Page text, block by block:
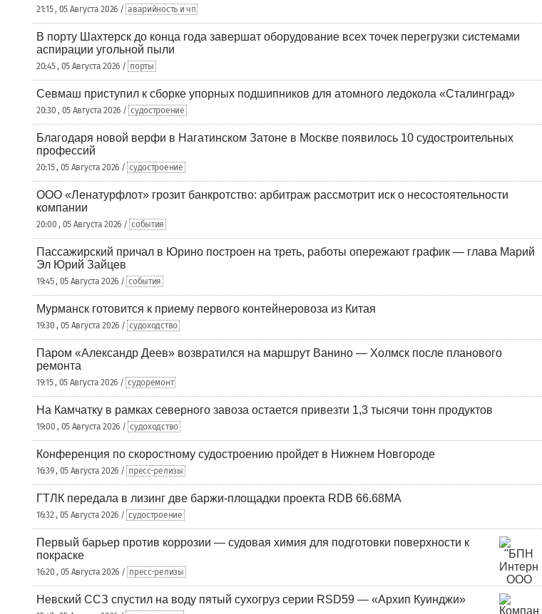
21:15 , 05 Августа 2026 / аварийность и чп
В порту Шахтерск до конца года завершат оборудование всех точек перегрузки системами
аспирации угольной пыли
20:45 , 05 Августа 2026 / порты
Севмаш приступил к сборке упорных подшипников для атомного ледокола «Сталинград»
20:30 , 05 Августа 2026 / судостроение
Благодаря новой верфи в Нагатинском Затоне в Москве появилось 10 судостроительных
профессий
20:15 , 05 Августа 2026 / судостроение
ООО «Ленатурфлот» грозит банкротство: арбитраж рассмотрит иск о несостоятельности
компании
20:00 , 05 Августа 2026 / события
Пассажирский причал в Юрино построен на треть, работы опережают график — глава Марий
Эл Юрий Зайцев
19:45 , 05 Августа 2026 / события
Мурманск готовится к приему первого контейнеровоза из Китая
19:30 , 05 Августа 2026 / судоходство
Паром «Александр Деев» возвратился на маршрут Ванино — Холмск после планового
ремонта
19:15 , 05 Августа 2026 / судоремонт
На Камчатку в рамках северного завоза остается привезти 1,3 тысячи тонн продуктов
19:00 , 05 Августа 2026 / судоходство
Конференция по скоростному судостроению пройдет в Нижнем Новгороде
16:39 , 05 Августа 2026 / пресс-релизы
ГТЛК передала в лизинг две баржи-площадки проекта RDB 66.68МА
16:32 , 05 Августа 2026 / судостроение
Первый барьер против коррозии — судовая химия для подготовки поверхности к
покраске
16:20 , 05 Августа 2026 / пресс-релизы
Невский ССЗ спустил на воду пятый сухогруз серии RSD59 — «Архип Куинджи»